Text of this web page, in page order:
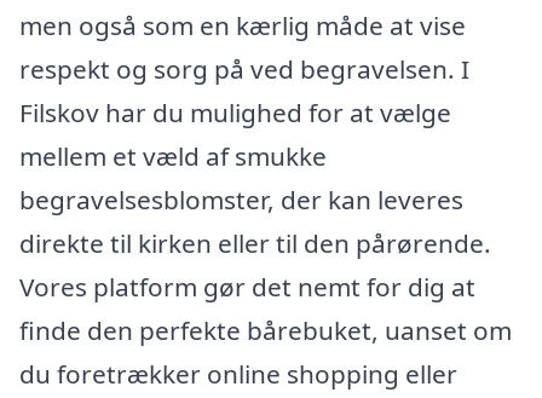
men også som en kærlig måde at vise
respekt og sorg på ved begravelsen. I
Filskov har du mulighed for at vælge
mellem et væld af smukke
begravelsesblomster, der kan leveres
direkte til kirken eller til den pårørende.
Vores platform gør det nemt for dig at
finde den perfekte bårebuket, uanset om
du foretrækker online shopping eller